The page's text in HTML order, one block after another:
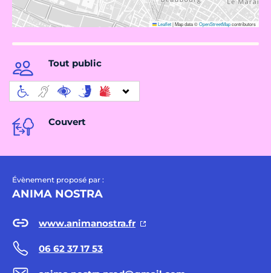
Leaflet|Map data ©OpenStreetMapcontributors
Tout public
Couvert
Évènement proposé par :
ANIMA NOSTRA
www.animanostra.fr
06 62 37 17 53